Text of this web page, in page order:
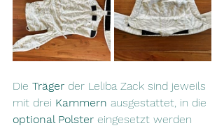
Die Träger der Leliba Zack sind jeweils
mit drei Kammern ausgestattet, in die
optional Polster eingesetzt werden